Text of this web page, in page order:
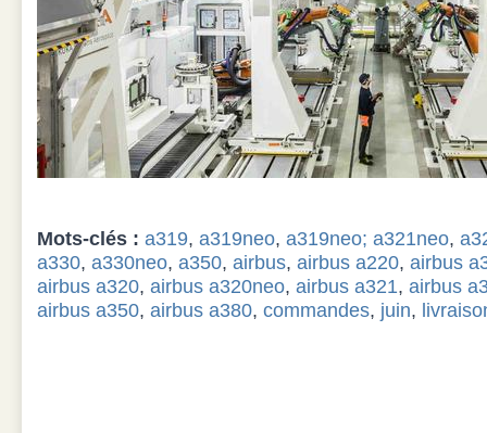
Mots-clés : a319, a319neo, a319neo; a321neo,
a330, a330neo, a350, airbus, airbus a220, airbus
airbus a320, airbus a320neo, airbus a321, airbus
airbus a350, airbus a380, commandes, juin,